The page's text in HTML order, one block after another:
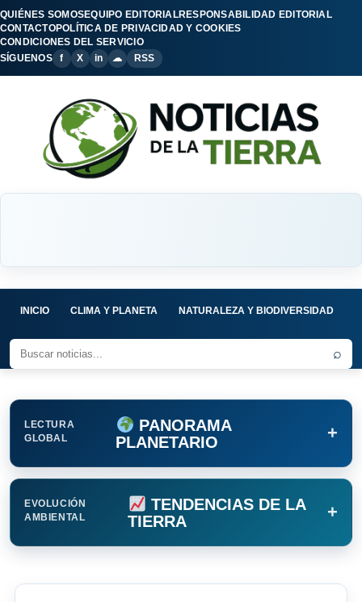
QUIÉNES SOMOSEQUIPO EDITORIALRESPONSABILIDAD EDITORIAL
CONTACTOPOLÍTICA DE PRIVACIDAD Y COOKIES
CONDICIONES DEL SERVICIO
SÍGUENOS
f X in ☁ RSS
INICIO CLIMA Y PLANETA NATURALEZA Y BIODIVERSIDAD
⌕
LECTURA
GLOBAL
PANORAMA
PLANETARIO
+
EVOLUCIÓN
AMBIENTAL
TENDENCIAS DE LA
TIERRA
+